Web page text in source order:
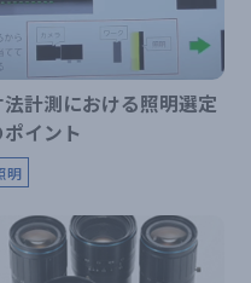
計測における照明選定
ポイント
明